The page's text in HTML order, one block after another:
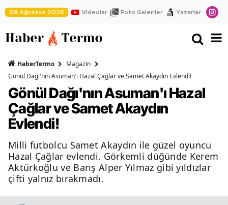
09 Ağustos 2026 Videolar Foto Galeriler Yazarlar
HaberTermo
Magazin
Gönül Dağı'nın Asuman'ı Hazal Çağlar ve Samet Akaydın Evlendi!
Gönül Dağı'nın Asuman'ı Hazal
Çağlar ve Samet Akaydın
Evlendi!
Milli futbolcu Samet Akaydın ile güzel oyuncu
Hazal Çağlar evlendi. Görkemli düğünde Kerem
Aktürkoğlu ve Barış Alper Yılmaz gibi yıldızlar
çifti yalnız bırakmadı.